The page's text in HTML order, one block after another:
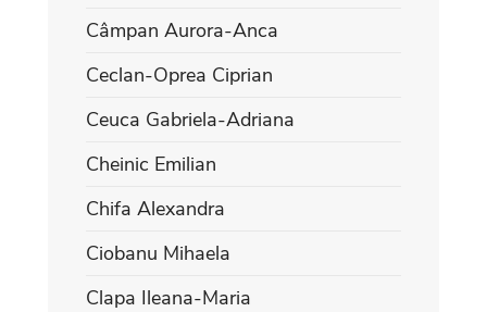
Câmpan Aurora-Anca
Ceclan-Oprea Ciprian
Ceuca Gabriela-Adriana
Cheinic Emilian
Chifa Alexandra
Ciobanu Mihaela
Clapa Ileana-Maria